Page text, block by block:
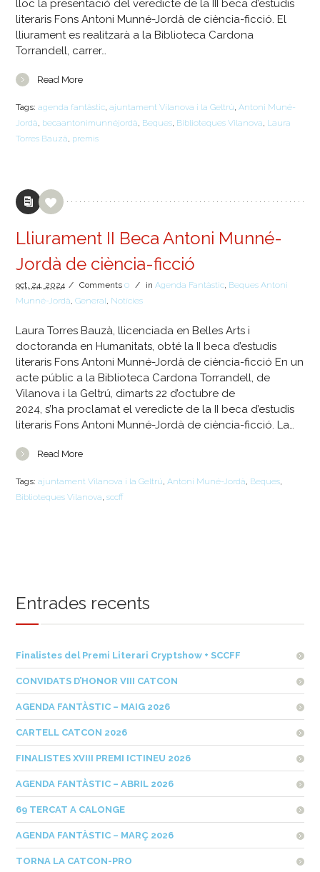
lloc la presentació del veredicte de la III beca d’estudis
literaris Fons Antoni Munné-Jordà de ciència-ficció. El
lliurament es realitzarà a la Biblioteca Cardona
Torrandell, carrer…
Read More
Tags:agenda fantàstic,ajuntament Vilanova i la Geltrú,Antoni Muné-
Jordà, becaantonimunnéjordà, Beques, Biblioteques Vilanova, Laura
Torres Bauzà, premis
Lliurament II Beca Antoni Munné-
Jordà de ciència-ficció
oct. 24, 2024 / Comments0 / inAgenda Fantàstic, Beques Antoni
Munné-Jordà,General, Notícies
Laura Torres Bauzà, llicenciada en Belles Arts i
doctoranda en Humanitats, obté la II beca d’estudis
literaris Fons Antoni Munné-Jordà de ciència-ficció En un
acte públic a la Biblioteca Cardona Torrandell, de
Vilanova i la Geltrú, dimarts 22 d’octubre de
2024, s’ha proclamat el veredicte de la II beca d’estudis
literaris Fons Antoni Munné-Jordà de ciència-ficció. La…
Read More
Tags:ajuntament Vilanova i la Geltrú,Antoni Muné-Jordà, Beques,
Biblioteques Vilanova,sccff
Entrades recents
Finalistes del Premi Literari Cryptshow + SCCFF
CONVIDATS D’HONOR VIII CATCON
AGENDA FANTÀSTIC – MAIG 2026
CARTELL CATCON 2026
FINALISTES XVIII PREMI ICTINEU 2026
AGENDA FANTÀSTIC – ABRIL 2026
69 TERCAT A CALONGE
AGENDA FANTÀSTIC – MARÇ 2026
TORNA LA CATCON-PRO